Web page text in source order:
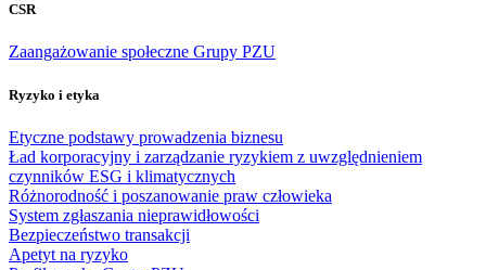
CSR
Zaangażowanie społeczne Grupy PZU
Ryzyko i etyka
Etyczne podstawy prowadzenia biznesu
Ład korporacyjny i zarządzanie ryzykiem z uwzględnieniem
czynników ESG i klimatycznych
Różnorodność i poszanowanie praw człowieka
System zgłaszania nieprawidłowości
Bezpieczeństwo transakcji
Apetyt na ryzyko